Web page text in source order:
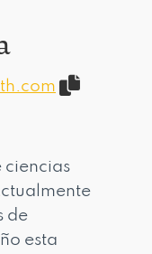
ciencias
de
esta